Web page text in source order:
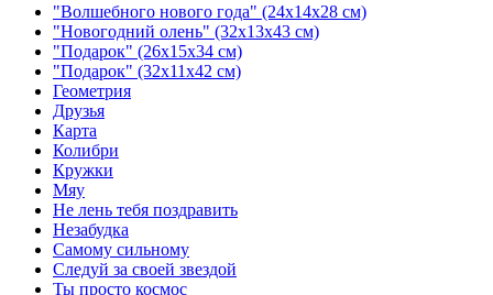
"Волшебного нового года" (24x14x28 см)
"Новогодний олень" (32x13x43 см)
"Подарок" (26x15x34 см)
"Подарок" (32x11x42 см)
Геометрия
Друзья
Карта
Колибри
Кружки
Мяу
Не лень тебя поздравить
Незабудка
Самому сильному
Следуй за своей звездой
Ты просто космос